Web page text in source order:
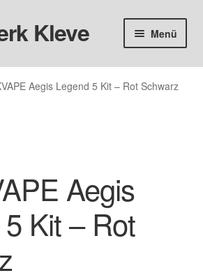
Kleve Menü
Aegis Legend 5 Kit – Rot Schwarz
Aegis
Kit – Rot